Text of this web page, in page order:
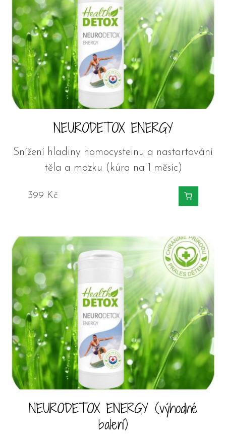
NEURODETOX ENERGY
Snížení hladiny homocysteinu a nastartování
těla a mozku (kúra na 1 měsíc)
399 Kč
NEURODETOX ENERGY (výhodné
balení)